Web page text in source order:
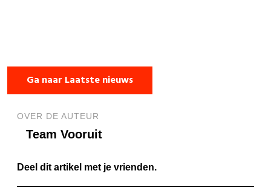
Ga naar Laatste nieuws
OVER DE AUTEUR
Team Vooruit
Deel dit artikel met je vrienden.